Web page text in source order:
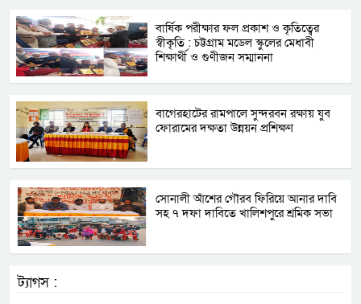
বার্ষিক পরীক্ষার ফল প্রকাশ ও কৃতিত্বের
স্বীকৃতি : চট্টগ্রাম মডেল স্কুলের মেধাবী
শিক্ষার্থী ও গুণীজন সম্মাননা
বাগেরহাটের রামপালে সুন্দরবন রক্ষায় যুব
ফোরামের দক্ষতা উন্নয়ন প্রশিক্ষণ
সোনালী আঁশের গৌরব ফিরিয়ে আনার দাবি
সহ ৭ দফা দাবিতে খালিশপুরে শ্রমিক সভা
ট্যাগস :